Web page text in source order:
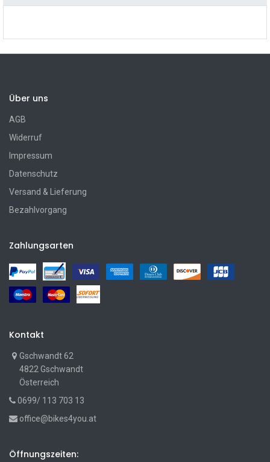
Über uns
AGB
Widerruf
Impressum
Datenschutz
Versand & Lieferung
Bezahlvorgang
Zahlungsarten
Kontakt
Gschwandt 62
4822 Gschwandt
Österreich
0699/ 113 703 13
office@bikes4you.at
Öffnungszeiten: